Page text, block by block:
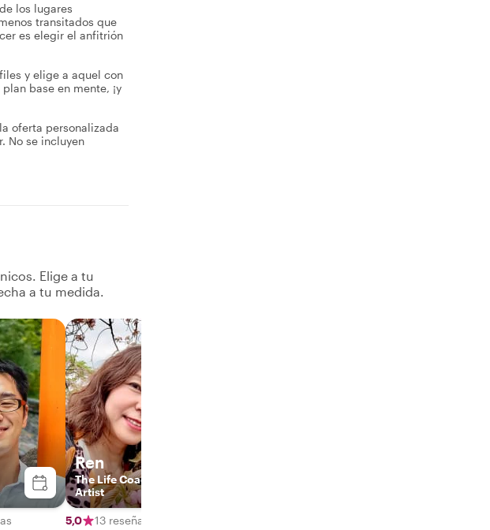
los lugares
transitados que
es elegir el anfitrión
y elige a aquel con
base en mente, ¡y
oferta personalizada
No se incluyen
Elige a tu
a tu medida.
Ren
The Life Coach &
Artist
5,0 13 reseñas